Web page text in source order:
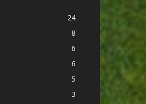
24
8
6
6
5
3